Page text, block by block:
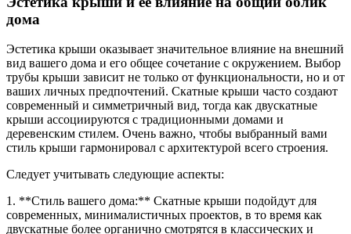
дома
Эстетика крыши оказывает значительное влияние на внешний
вид вашего дома и его общее сочетание с окружением. Выбор
трубы крыши зависит не только от функциональности, но и от
ваших личных предпочтений. Скатные крыши часто создают
современный и симметричный вид, тогда как двускатные
крыши ассоциируются с традиционными домами и
деревенским стилем. Очень важно, чтобы выбранный вами
стиль крыши гармонировал с архитектурой всего строения.
Следует учитывать следующие аспекты:
1. **Стиль вашего дома:** Скатные крыши подойдут для
современных, минималистичных проектов, в то время как
двускатные более органично смотрятся в классических и